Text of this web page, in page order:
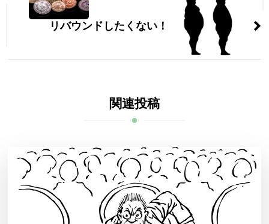
ゲ
ン
リバウンドしたくない！
関連投稿